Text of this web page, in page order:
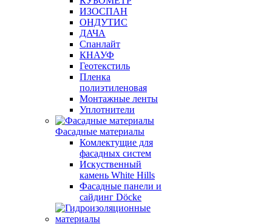
ИЗОСПАН
ОНДУТИС
ДАЧА
Спанлайт
КНАУФ
Геотекстиль
Пленка
полиэтиленовая
Монтажные ленты
Уплотнители
Фасадные материалы
Комлектущие для
фасадных систем
Искуственный
камень White Hills
Фасадные панели и
сайдинг Döcke